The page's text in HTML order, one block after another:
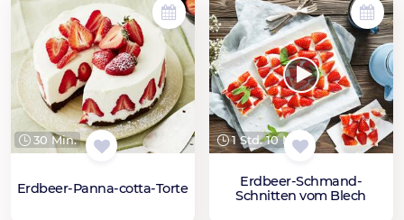
30 Min.
Erdbeer-Panna-cotta-Torte
1 Std. 10 Min.
Erdbeer-Schmand-
Schnitten vom Blech